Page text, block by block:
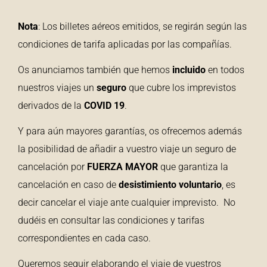
Nota: Los billetes aéreos emitidos, se regirán según las
condiciones de tarifa aplicadas por las compañías.
Os anunciamos también que hemos incluido en todos
nuestros viajes un seguro que cubre los imprevistos
derivados de la COVID 19.
Y para aún mayores garantías, os ofrecemos además
la posibilidad de añadir a vuestro viaje un seguro de
cancelación por FUERZA MAYOR que garantiza la
cancelación en caso de desistimiento voluntario, es
decir cancelar el viaje ante cualquier imprevisto. No
dudéis en consultar las condiciones y tarifas
correspondientes en cada caso.
Queremos seguir elaborando el viaje de vuestros